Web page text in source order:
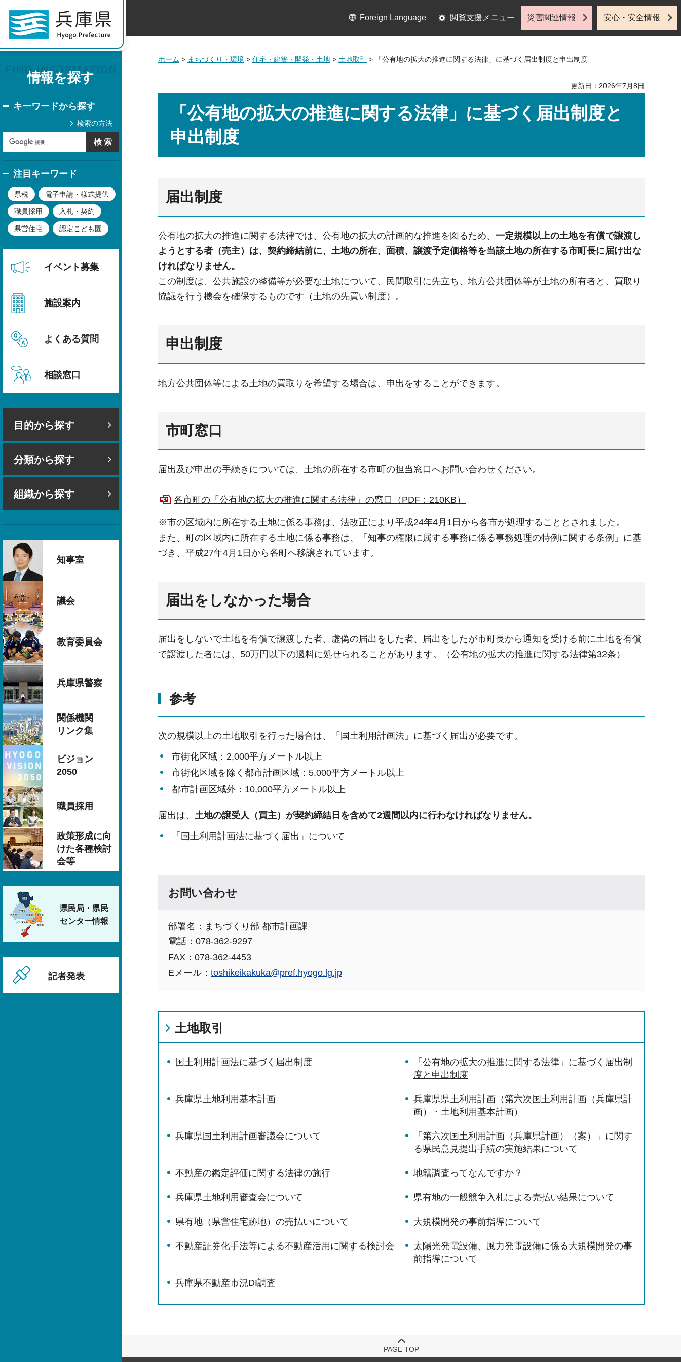
情報を探す
キーワードから探す
検索の方法
注目キーワード
県税 電子申請・様式提供
職員採用 入札・契約
県営住宅 認定こども園
イベント募集
施設案内
よくある質問
相談窓口
目的から探す
分類から探す
組織から探す
知事室
議会
教育委員会
兵庫県警察
関係機関
リンク集
ビジョン
2050
職員採用
政策形成に向
けた各種検討
会等
県民局・県民
センター情報
記者発表
Foreign Language 閲覧支援メニュー 災害関連情報 安心・安全情報
ホーム > まちづくり・環境 > 住宅・建築・開発・土地 > 土地取引 > 「公有地の拡大の推進に関する法律」に基づく届出制度と申出制度
更新日：2026年7月8日
「公有地の拡大の推進に関する法律」に基づく届出制度と
申出制度
届出制度
公有地の拡大の推進に関する法律では、公有地の拡大の計画的な推進を図るため、 一定規模以上の土地を有償で譲渡し
ようとする者（売主）は、契約締結前に、土地の所在、面積、譲渡予定価格等を当該土地の所在する市町長に届け出な
ければなりません。
この制度は、公共施設の整備等が必要な土地について、民間取引に先立ち、地方公共団体等が土地の所有者と、買取り
協議を行う機会を確保するものです（土地の先買い制度）。
申出制度
地方公共団体等による土地の買取りを希望する場合は、申出をすることができます。
市町窓口
届出及び申出の手続きについては、土地の所在する市町の担当窓口へお問い合わせください。
各市町の「公有地の拡大の推進に関する法律」の窓口（PDF：210KB）
※市の区域内に所在する土地に係る事務は、法改正により平成24年4月1日から各市が処理することとされました。
また、町の区域内に所在する土地に係る事務は、「知事の権限に属する事務に係る事務処理の特例に関する条例」に基
づき、平成27年4月1日から各町へ移譲されています。
届出をしなかった場合
届出をしないで土地を有償で譲渡した者、虚偽の届出をした者、届出をしたが市町長から通知を受ける前に土地を有償
で譲渡した者には、50万円以下の過料に処せられることがあります。（公有地の拡大の推進に関する法律第32条）
参考
次の規模以上の土地取引を行った場合は、「国土利用計画法」に基づく届出が必要です。
市街化区域：2,000平方メートル以上
市街化区域を除く都市計画区域：5,000平方メートル以上
都市計画区域外：10,000平方メートル以上
届出は、 土地の譲受人（買主）が契約締結日を含めて2週間以内に行わなければなりません。
「国土利用計画法に基づく届出」 について
お問い合わせ
部署名：まちづくり部 都市計画課
電話：078-362-9297
FAX：078-362-4453
Eメール： toshikeikakuka@pref.hyogo.lg.jp
土地取引
国土利用計画法に基づく届出制度
「公有地の拡大の推進に関する法律」に基づく届出制
度と申出制度
兵庫県土地利用基本計画
兵庫県県土利用計画（第六次国土利用計画（兵庫県計
画）・土地利用基本計画）
兵庫県国土利用計画審議会について
「第六次国土利用計画（兵庫県計画）（案）」に関す
る県民意見提出手続の実施結果について
不動産の鑑定評価に関する法律の施行 地籍調査ってなんですか？
兵庫県土地利用審査会について 県有地の一般競争入札による売払い結果について
県有地（県営住宅跡地）の売払いについて 大規模開発の事前指導について
不動産証券化手法等による不動産活用に関する検討会
太陽光発電設備、風力発電設備に係る大規模開発の事
前指導について
兵庫県不動産市況DI調査
PAGE TOP